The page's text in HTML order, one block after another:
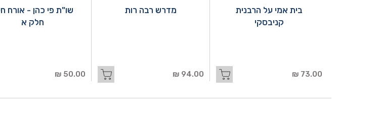
בית אמי על הרבנית
קניבסקי
73.00 ₪
מדרש רבה רות
94.00 ₪
שו"ת פי כהן - אורח
חלק א
50.00 ₪